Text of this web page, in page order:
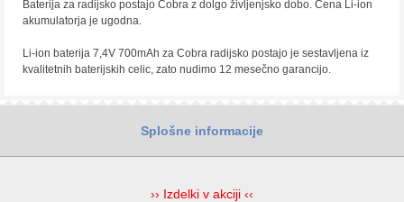
Baterija za radijsko postajo Cobra z dolgo življenjsko dobo. Cena Li-ion
akumulatorja je ugodna.
Li-ion baterija 7,4V 700mAh za Cobra radijsko postajo je sestavljena iz
kvalitetnih baterijskih celic, zato nudimo 12 mesečno garancijo.
Splošne informacije
›› Izdelki v akciji ‹‹